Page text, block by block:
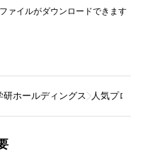
ァイルがダウンロードできます
ホールディングス 人気プロダ